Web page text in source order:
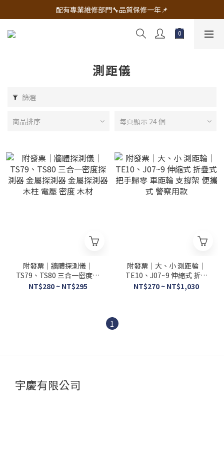
🔧電動工具&五金唯一首選 宇慶五金網拍🔧
配有專業維修部門🔧品質保修一年📌
🔧電動工具&五金唯一首選 宇慶五金網拍🔧
測距儀
篩選
商品排序 每頁顯示 24 個
附發票｜牆體探測儀｜
TS79、TS80 三合一密度探
測器 金屬探測器 金屬探測器
NT$280 ~ NT$295
附發票｜大、小 測距輪｜
TE10、J07~9 伸縮式 折疊
式 把手歸零 車距輪 支撐架
NT$270 ~ NT$1,030
1
宇慶有限公司